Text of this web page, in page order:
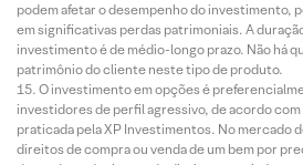
podem afetar o desempenho do investimento,
em significativas perdas patrimoniais. A
investimento é de médio-longo prazo. Não há
patrimônio do cliente neste tipo de produto.
O investimento em opções é
investidores de perfil agressivo, de acordo
praticada pela XP Investimentos. No mercado
direitos de compra ou venda de um bem por